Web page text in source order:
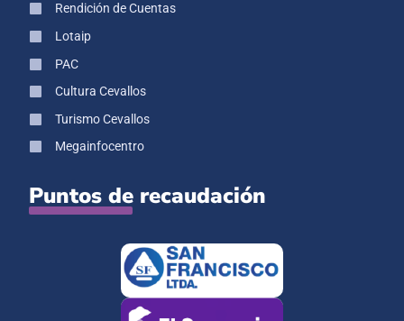
Rendición de Cuentas
Lotaip
PAC
Cultura Cevallos
Turismo Cevallos
Megainfocentro
Puntos de recaudación